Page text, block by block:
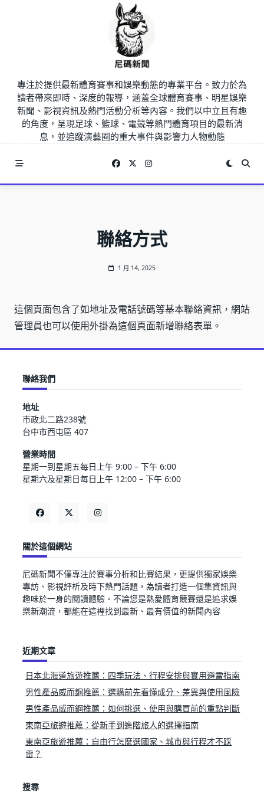
專注於提供最新體育賽事和娛樂動態的專業平台。致力於為
讀者帶來即時、深度的報導，涵蓋全球體育賽事、明星娛樂
新聞、影視資訊及熱門活動分析等內容。我們以中立且有趣
的角度，呈現足球、籃球、電競等熱門體育項目的最新消
息，並追蹤演藝圈的重大事件與影響力人物動態
聯絡方式
1 月 14, 2025
這個頁面包含了如地址及電話號碼等基本聯絡資訊，網站
管理員也可以使用外掛為這個頁面新增聯絡表單。
聯絡我們
地址
市政北二路238號
台中市西屯區 407
營業時間
星期一到星期五每日上午 9:00 – 下午 6:00
星期六及星期日每日上午 12:00 – 下午 6:00
關於這個網站
尼碼新聞不僅專注於賽事分析和比賽結果，更提供獨家娛樂
專訪、影視評析及時下熱門話題，為讀者打造一個集資訊與
趣味於一身的閱讀體驗。不論您是熱愛體育競賽還是追求娛
樂新潮流，都能在這裡找到最新、最有價值的新聞內容
近期文章
日本北海道旅遊推薦：四季玩法、行程安排與實用避雷指南
男性產品威而鋼推薦：選購前先看懂成分、差異與使用風險
男性產品威而鋼推薦：如何挑選、使用與購買前的重點判斷
東南亞旅遊推薦：從新手到進階旅人的選擇指南
東南亞旅遊推薦：自由行怎麼選國家、城市與行程才不踩
雷？
搜尋